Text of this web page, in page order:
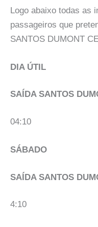
Logo abaixo todas as
passageiros que
SANTOS DUMONT
DIA ÚTIL
SAÍDA SANTOS
04:10
SÁBADO
SAÍDA SANTOS
4:10